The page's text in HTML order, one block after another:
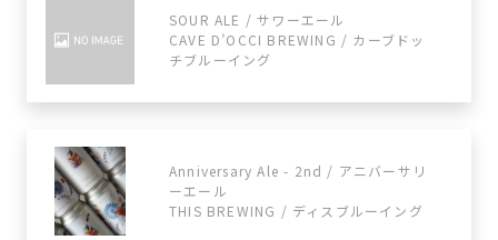
SOUR ALE / サワーエール
CAVE D’OCCI BREWING / カーブドッ
チブルーイング
Anniversary Ale - 2nd / アニバーサリ
ーエール
THIS BREWING / ディスブルーイング